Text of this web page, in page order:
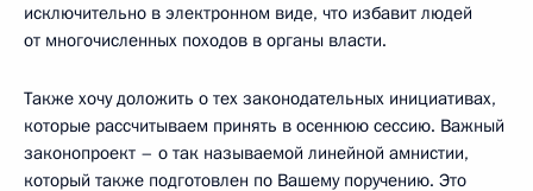
исключительно в электронном виде, что избавит людей
от многочисленных походов в органы власти.
Также хочу доложить о тех законодательных инициативах,
которые рассчитываем принять в осеннюю сессию. Важный
законопроект – о так называемой линейной амнистии,
который также подготовлен по Вашему поручению. Это